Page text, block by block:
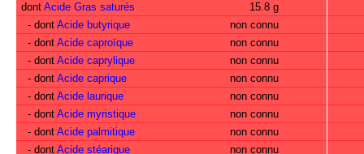
dont Acide Gras saturés
15.8 g
- dont Acide butyrique
non connu
- dont Acide caproïque
non connu
- dont Acide caprylique
non connu
- dont Acide caprique
non connu
- dont Acide laurique
non connu
- dont Acide myristique
non connu
- dont Acide palmitique
non connu
- dont Acide stéarique non connu